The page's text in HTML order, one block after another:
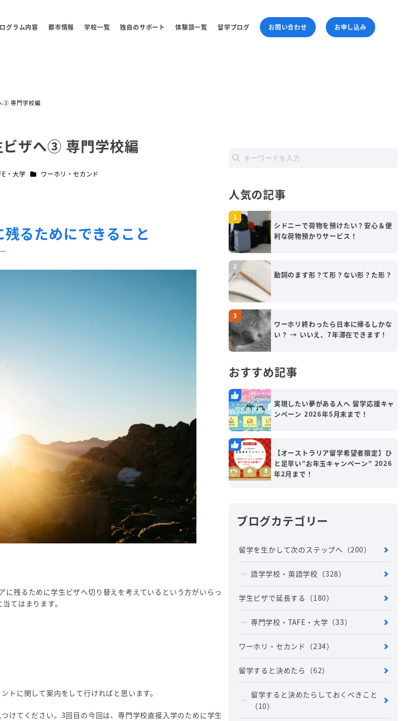
グラム内容 都市情報 学校一覧 独自のサポート 体験談一覧 留学ブログ お問い合わせ お申し込み
③ 専門学校編
ビザへ③ 専門学校編
・大学 カテゴリー
ワーホリ・セカンド
るためにできること
残るために学生ビザへ切り替えを考えているという方がいらっ
てはまります。
トに関して案内をして行ければと思います。
けてください。3回目の今回は、専門学校直接入学のために学生
人気の記事
シドニーで荷物を預けたい？安心＆便
利な荷物預かりサービス！
動詞のます形？て形？ない形？た形？
ワーホリ終わったら日本に帰るしかな
い？ → いいえ、7年滞在できます！
おすすめ記事
実現したい夢がある人へ 留学応援キャ
ンペーン 2026年5月末まで！
【オーストラリア留学希望者限定】ひ
と足早い”お年玉キャンペーン” 2026
年2月まで！
ブログカテゴリー
留学を生かして次のステップへ （200）
語学学校・英語学校 （328）
学生ビザで延長する （180）
専門学校・TAFE・大学 （33）
ワーホリ・セカンド （234）
留学すると決めたら （62）
留学すると決めたらしておくべきこと
（10）